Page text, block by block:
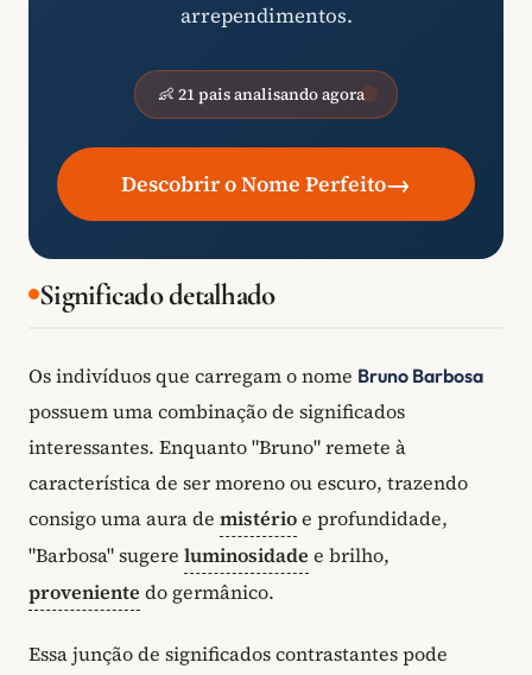
arrependimentos.
👶 21 pais analisando agora
Descobrir o Nome Perfeito→
Significado detalhado
Os indivíduos que carregam o nome Bruno Barbosa
possuem uma combinação de significados
interessantes. Enquanto "Bruno" remete à
característica de ser moreno ou escuro, trazendo
consigo uma aura de mistérioe profundidade,
"Barbosa" sugere luminosidade e brilho,
proveniente do germânico.
Essa junção de significados contrastantes pode